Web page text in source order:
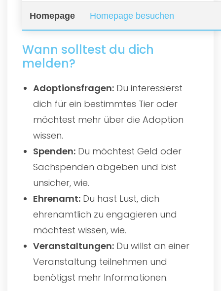
Homepage Homepage besuchen
Wann solltest du dich
melden?
Adoptionsfragen: Du interessierst
dich für ein bestimmtes Tier oder
möchtest mehr über die Adoption
wissen.
Spenden: Du möchtest Geld oder
Sachspenden abgeben und bist
unsicher, wie.
Ehrenamt: Du hast Lust, dich
ehrenamtlich zu engagieren und
möchtest wissen, wie.
Veranstaltungen: Du willst an einer
Veranstaltung teilnehmen und
benötigst mehr Informationen.